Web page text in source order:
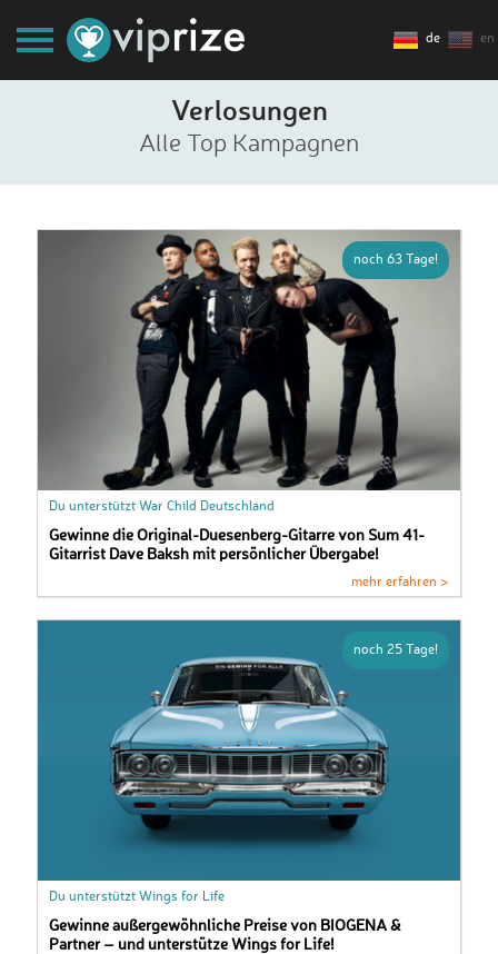
de en
Verlosungen
Alle Top Kampagnen
noch 63 Tage!
Du unterstützt War Child Deutschland
Gewinne die Original-Duesenberg-Gitarre von Sum 41-
Gitarrist Dave Baksh mit persönlicher Übergabe!
mehr erfahren >
noch 25 Tage!
Du unterstützt Wings for Life
Gewinne außergewöhnliche Preise von BIOGENA &
Partner – und unterstütze Wings for Life!